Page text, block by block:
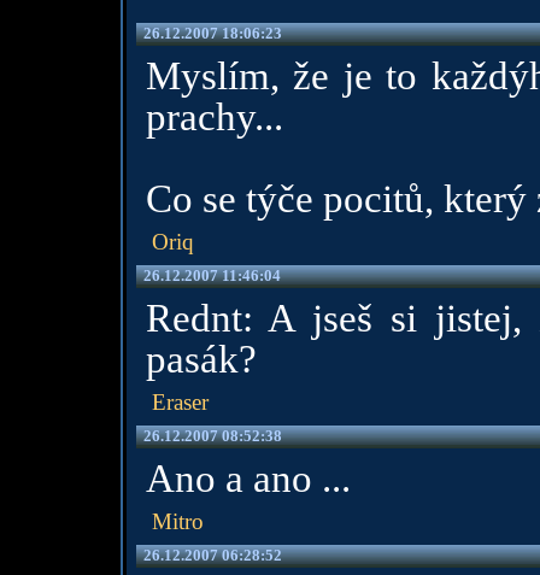
26.12.2007 18:06:23
Myslím, že je to
prachy...
Co se týče pocitů,
Oriq
26.12.2007 11:46:04
Rednt: A jseš si
pasák?
Eraser
26.12.2007 08:52:38
Ano a ano ...
Mitro
26.12.2007 06:28:52